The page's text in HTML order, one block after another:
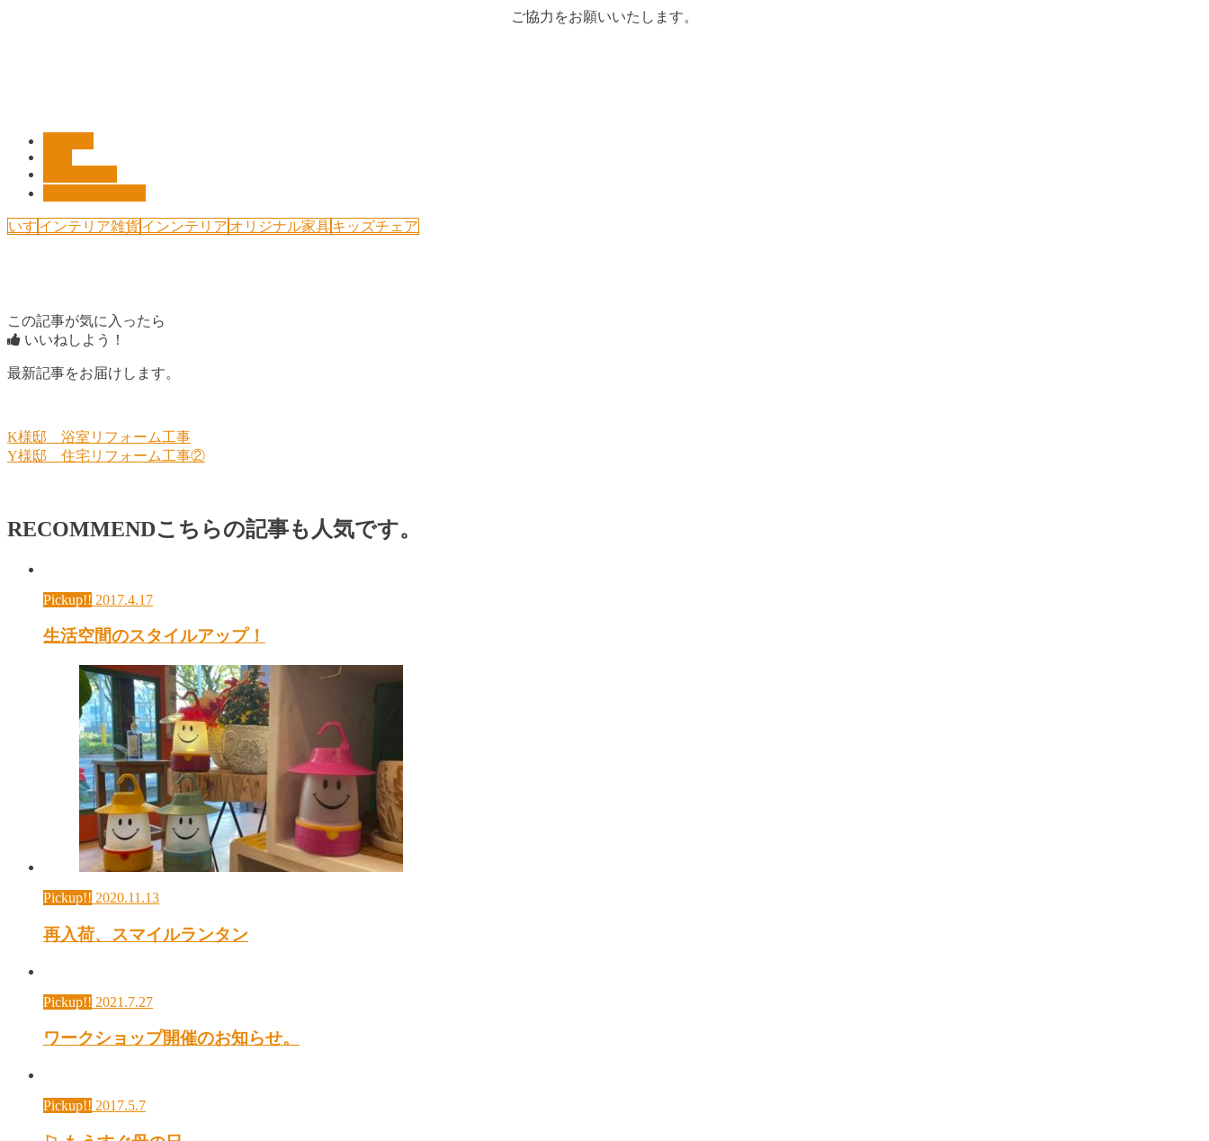
ご協力をお願いいたします。
いす インテリア雑貨インンテリア オリジナル家具キッズチェア
この記事が気に入ったら
いいねしよう！
最新記事をお届けします。
K様邸 浴室リフォーム工事
Y様邸 住宅リフォーム工事②
RECOMMENDこちらの記事も人気です。
Pickup!! 2017.4.17
生活空間のスタイルアップ！
Pickup!! 2020.11.13
再入荷、スマイルランタン
Pickup!! 2021.7.27
ワークショップ開催のお知らせ。
Pickup!! 2017.5.7